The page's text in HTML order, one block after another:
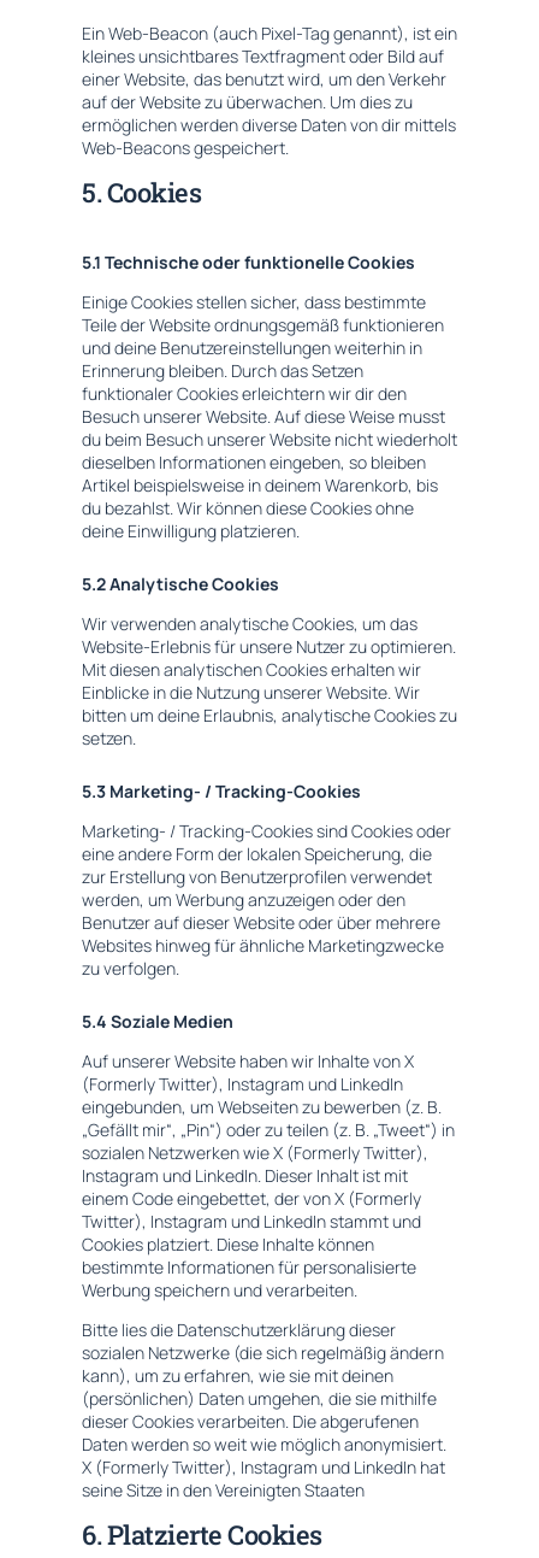
Ein Web-Beacon (auch Pixel-Tag genannt), ist ein
kleines unsichtbares Textfragment oder Bild auf
einer Website, das benutzt wird, um den Verkehr
auf der Website zu überwachen. Um dies zu
ermöglichen werden diverse Daten von dir mittels
Web-Beacons gespeichert.
5. Cookies
5.1 Technische oder funktionelle Cookies
Einige Cookies stellen sicher, dass bestimmte
Teile der Website ordnungsgemäß funktionieren
und deine Benutzereinstellungen weiterhin in
Erinnerung bleiben. Durch das Setzen
funktionaler Cookies erleichtern wir dir den
Besuch unserer Website. Auf diese Weise musst
du beim Besuch unserer Website nicht wiederholt
dieselben Informationen eingeben, so bleiben
Artikel beispielsweise in deinem Warenkorb, bis
du bezahlst. Wir können diese Cookies ohne
deine Einwilligung platzieren.
5.2 Analytische Cookies
Wir verwenden analytische Cookies, um das
Website-Erlebnis für unsere Nutzer zu optimieren.
Mit diesen analytischen Cookies erhalten wir
Einblicke in die Nutzung unserer Website. Wir
bitten um deine Erlaubnis, analytische Cookies zu
setzen.
5.3 Marketing- / Tracking-Cookies
Marketing- / Tracking-Cookies sind Cookies oder
eine andere Form der lokalen Speicherung, die
zur Erstellung von Benutzerprofilen verwendet
werden, um Werbung anzuzeigen oder den
Benutzer auf dieser Website oder über mehrere
Websites hinweg für ähnliche Marketingzwecke
zu verfolgen.
5.4 Soziale Medien
Auf unserer Website haben wir Inhalte von X
(Formerly Twitter), Instagram und LinkedIn
eingebunden, um Webseiten zu bewerben (z. B.
„Gefällt mir“, „Pin“) oder zu teilen (z. B. „Tweet“) in
sozialen Netzwerken wie X (Formerly Twitter),
Instagram und LinkedIn. Dieser Inhalt ist mit
einem Code eingebettet, der von X (Formerly
Twitter), Instagram und LinkedIn stammt und
Cookies platziert. Diese Inhalte können
bestimmte Informationen für personalisierte
Werbung speichern und verarbeiten.
Bitte lies die Datenschutzerklärung dieser
sozialen Netzwerke (die sich regelmäßig ändern
kann), um zu erfahren, wie sie mit deinen
(persönlichen) Daten umgehen, die sie mithilfe
dieser Cookies verarbeiten. Die abgerufenen
Daten werden so weit wie möglich anonymisiert.
X (Formerly Twitter), Instagram und LinkedIn hat
seine Sitze in den Vereinigten Staaten
6. Platzierte Cookies